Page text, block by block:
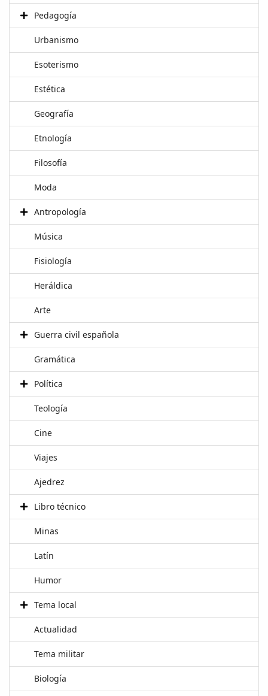
Pedagogía
Urbanismo
Esoterismo
Estética
Geografía
Etnología
Filosofía
Moda
Antropología
Música
Fisiología
Heráldica
Arte
Guerra civil española
Gramática
Política
Teología
Cine
Viajes
Ajedrez
Libro técnico
Minas
Latín
Humor
Tema local
Actualidad
Tema militar
Biología